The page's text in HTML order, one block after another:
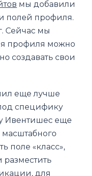
мы добавили
полей профиля.
Сейчас мы
профиля можно
создавать свои
еще лучше
специфику
Ивентишес еще
поле «класс»,
для